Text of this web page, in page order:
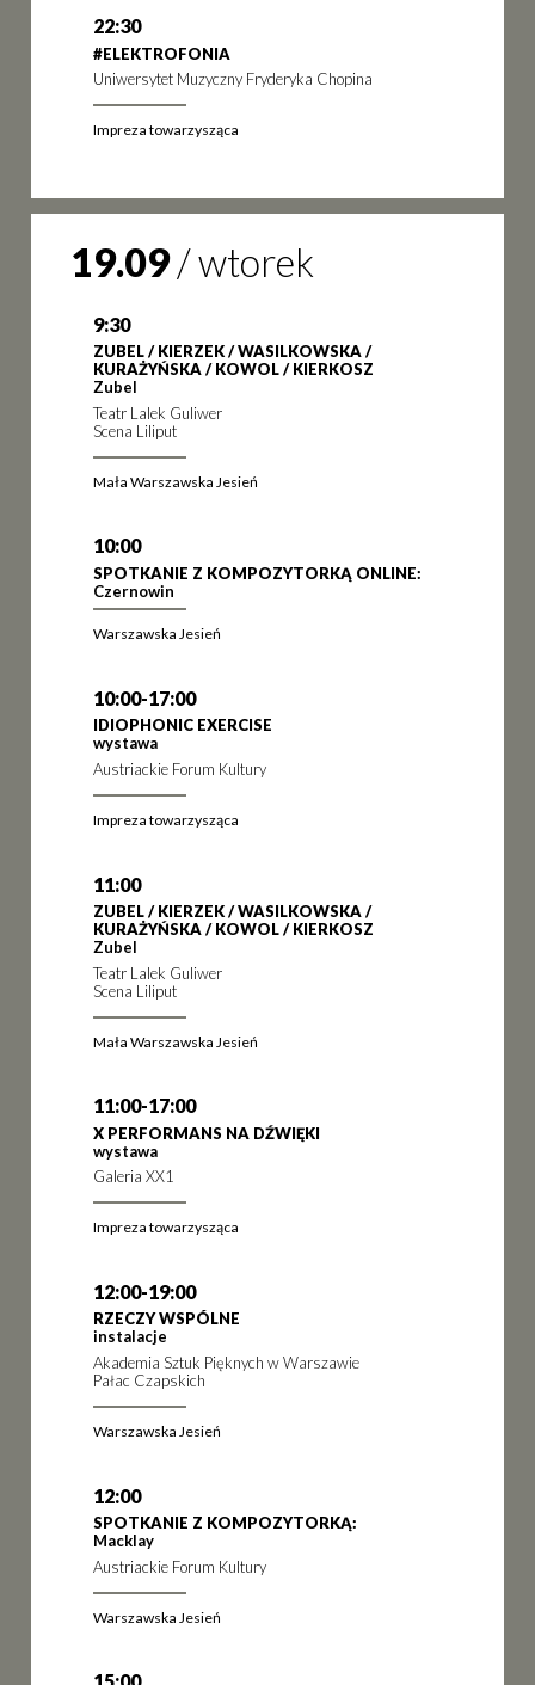
22:30
#ELEKTROFONIA
Uniwersytet Muzyczny Fryderyka Chopina
Impreza towarzysząca
19.09/wtorek
9:30
ZUBEL / KIERZEK / WASILKOWSKA /
KURAŻYŃSKA / KOWOL / KIERKOSZ
Zubel
Teatr Lalek Guliwer
Scena Liliput
Mała Warszawska Jesień
10:00
SPOTKANIE Z KOMPOZYTORKĄ ONLINE:
Czernowin
Warszawska Jesień
10:00-17:00
IDIOPHONIC EXERCISE
wystawa
Austriackie Forum Kultury
Impreza towarzysząca
11:00
ZUBEL / KIERZEK / WASILKOWSKA /
KURAŻYŃSKA / KOWOL / KIERKOSZ
Zubel
Teatr Lalek Guliwer
Scena Liliput
Mała Warszawska Jesień
11:00-17:00
X PERFORMANS NA DŹWIĘKI
wystawa
Galeria XX1
Impreza towarzysząca
12:00-19:00
RZECZY WSPÓLNE
instalacje
Akademia Sztuk Pięknych w Warszawie
Pałac Czapskich
Warszawska Jesień
12:00
SPOTKANIE Z KOMPOZYTORKĄ:
Macklay
Austriackie Forum Kultury
Warszawska Jesień